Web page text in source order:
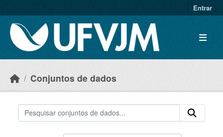
Entrar
Conjuntos de dados